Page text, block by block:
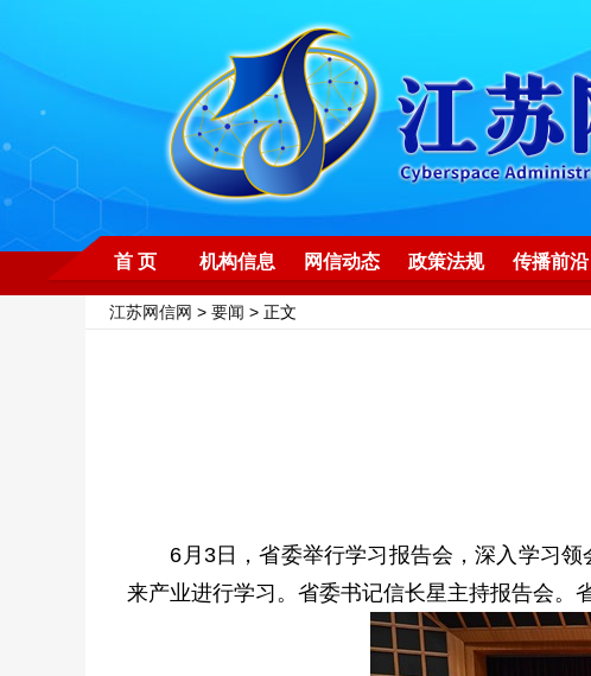
首 页 机构信息 网信动态 政策法规 传播前沿
江苏网信网 > 要闻 > 正文
6月3日，省委举行学习报告会，深入学习领
来产业进行学习。省委书记信长星主持报告会。